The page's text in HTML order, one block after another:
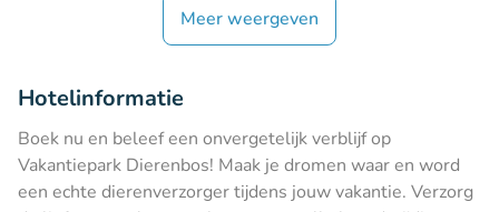
Meer weergeven
Hotelinformatie
Boek nu en beleef een onvergetelijk verblijf op
Vakantiepark Dierenbos! Maak je dromen waar en word
een echte dierenverzorger tijdens jouw vakantie. Verzorg